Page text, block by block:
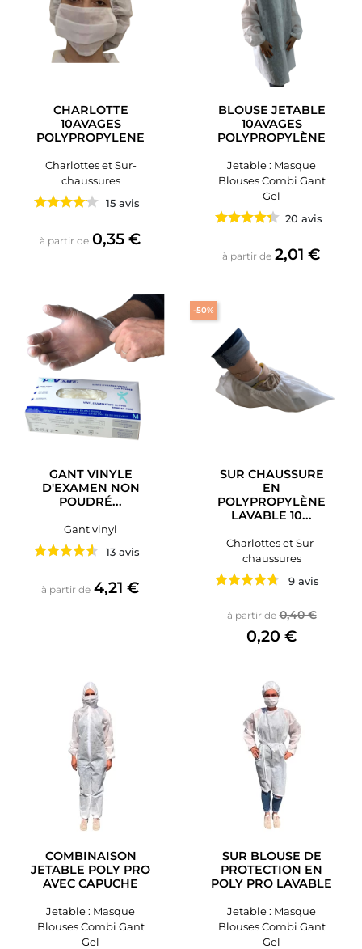
CHARLOTTE
10AVAGES
POLYPROPYLENE
Charlottes et Sur-
chaussures
15 avis
à partir de Prix
0,35 €
BLOUSE JETABLE
10AVAGES
POLYPROPYLÈNE
Jetable : Masque
Blouses Combi Gant
Gel
20 avis
à partir de Prix
2,01 €
GANT VINYLE
D'EXAMEN NON
POUDRÉ...
Gant vinyl
13 avis
à partir de Prix
4,21 €
SUR CHAUSSURE
EN
POLYPROPYLÈNE
LAVABLE 10...
Charlottes et Sur-
chaussures
9 avis
à partir de Prix de base
0,40 €Prix
0,20 €
-50%
COMBINAISON
JETABLE POLY PRO
AVEC CAPUCHE
Jetable : Masque
Blouses Combi Gant
Gel
SUR BLOUSE DE
PROTECTION EN
POLY PRO LAVABLE
Jetable : Masque
Blouses Combi Gant
Gel